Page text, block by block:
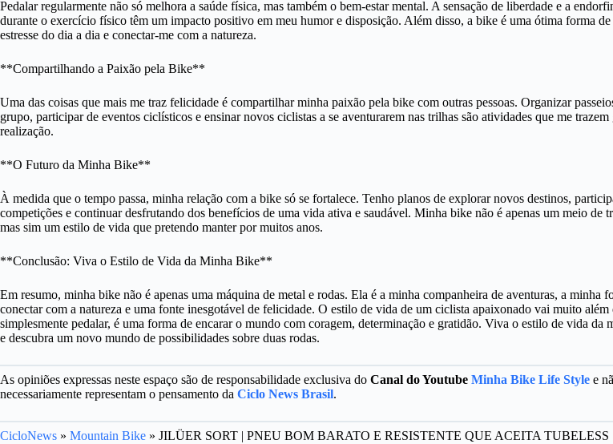
Pedalar regularmente não só melhora a saúde física, mas também o bem-estar mental. A sensação de liberdade e a
durante o exercício físico têm um impacto positivo em meu humor e disposição. Além disso, a bike é uma ótima forma
estresse do dia a dia e conectar-me com a natureza.
**Compartilhando a Paixão pela Bike**
Uma das coisas que mais me traz felicidade é compartilhar minha paixão pela bike com outras pessoas. Organizar
grupo, participar de eventos ciclísticos e ensinar novos ciclistas a se aventurarem nas trilhas são atividades que me trazem
realização.
**O Futuro da Minha Bike**
À medida que o tempo passa, minha relação com a bike só se fortalece. Tenho planos de explorar novos destinos,
competições e continuar desfrutando dos benefícios de uma vida ativa e saudável. Minha bike não é apenas um meio de
mas sim um estilo de vida que pretendo manter por muitos anos.
**Conclusão: Viva o Estilo de Vida da Minha Bike**
Em resumo, minha bike não é apenas uma máquina de metal e rodas. Ela é a minha companheira de aventuras, a minha
conectar com a natureza e uma fonte inesgotável de felicidade. O estilo de vida de um ciclista apaixonado vai muito além
simplesmente pedalar, é uma forma de encarar o mundo com coragem, determinação e gratidão. Viva o estilo de vida da
e descubra um novo mundo de possibilidades sobre duas rodas.
As opiniões expressas neste espaço são de responsabilidade exclusiva do Canal do Youtube Minha Bike Life Style e
necessariamente representam o pensamento da Ciclo News Brasil.
CicloNews » Mountain Bike » JILÜER SORT | PNEU BOM BARATO E RESISTENTE QUE ACEITA TUBELESS